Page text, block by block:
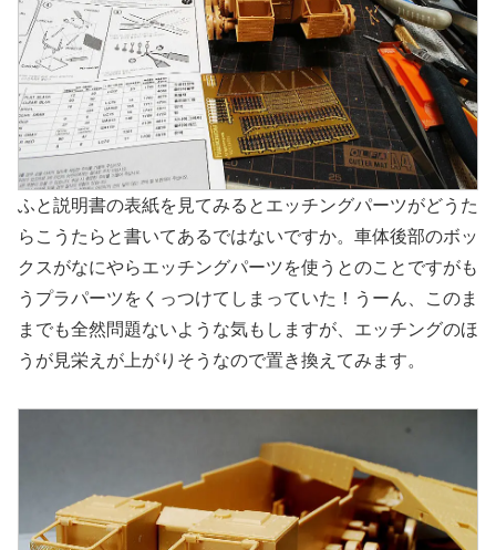
ふと説明書の表紙を見てみるとエッチングパーツがどうた
らこうたらと書いてあるではないですか。車体後部のボッ
クスがなにやらエッチングパーツを使うとのことですがも
うプラパーツをくっつけてしまっていた！うーん、このま
までも全然問題ないような気もしますが、エッチングのほ
うが見栄えが上がりそうなので置き換えてみます。